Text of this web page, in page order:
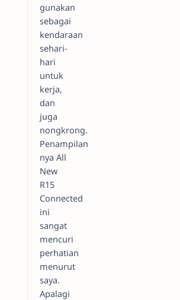
gunakan
sebagai
kendaraan
sehari-
hari
untuk
kerja,
dan
juga
nongkrong.
Penampilan
nya All
New
R15
Connected
ini
sangat
mencuri
perhatian
menurut
saya.
Apalagi